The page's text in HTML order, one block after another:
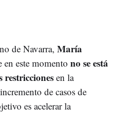
de Navarra, María
este momento no se está
en la
de casos de
es acelerar la